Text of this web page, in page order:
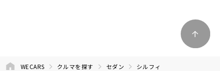
WECARS クルマを探す セダン シルフィ